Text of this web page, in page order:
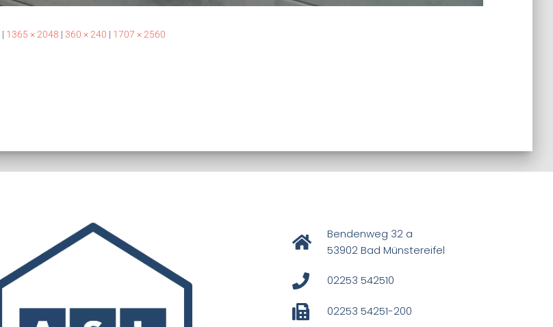
| 1365 × 2048 | 360 × 240 | 1707 × 2560
Bendenweg 32 a
53902 Bad Münstereifel
02253 542510
02253 54251-200